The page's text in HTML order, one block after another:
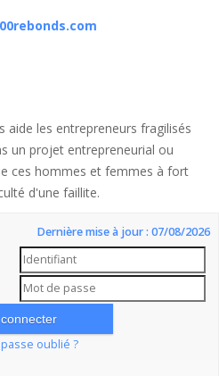
aide les entrepreneurs fragilisés
un projet entrepreneurial ou
ces hommes et femmes à fort
d'une faillite.
Dernière mise à jour : 07/08/2026
oublié ?